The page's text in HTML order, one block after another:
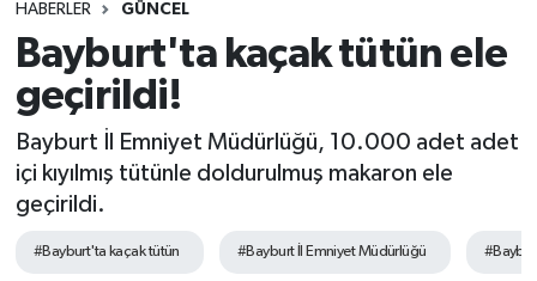
HABERLER GÜNCEL
Bayburt'ta kaçak tütün ele
geçirildi!
Bayburt İl Emniyet Müdürlüğü, 10.000 adet adet
içi kıyılmış tütünle doldurulmuş makaron ele
geçirildi.
#Bayburt'ta kaçak tütün #Bayburt İl Emniyet Müdürlüğü
Süper Lig Puan Durumu ve Fikstür
Tüm Manşetler
Son Dakika Haberleri